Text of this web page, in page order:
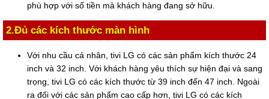
phù hợp với số tiền mà khách hàng đang sở hữu.
2.Đủ các kích thước màn hình
Với nhu cầu cá nhân, tivi LG có các sản phẩm kích thước 24
inch và 32 inch. Với khách hàng yêu thích sự hiện đại và sang
trọng, tivi LG có các kích thước từ 39 inch đến 47 inch. Ngoài
ra đối với các sản phẩm cao cấp hơn, tivi LG có các kích